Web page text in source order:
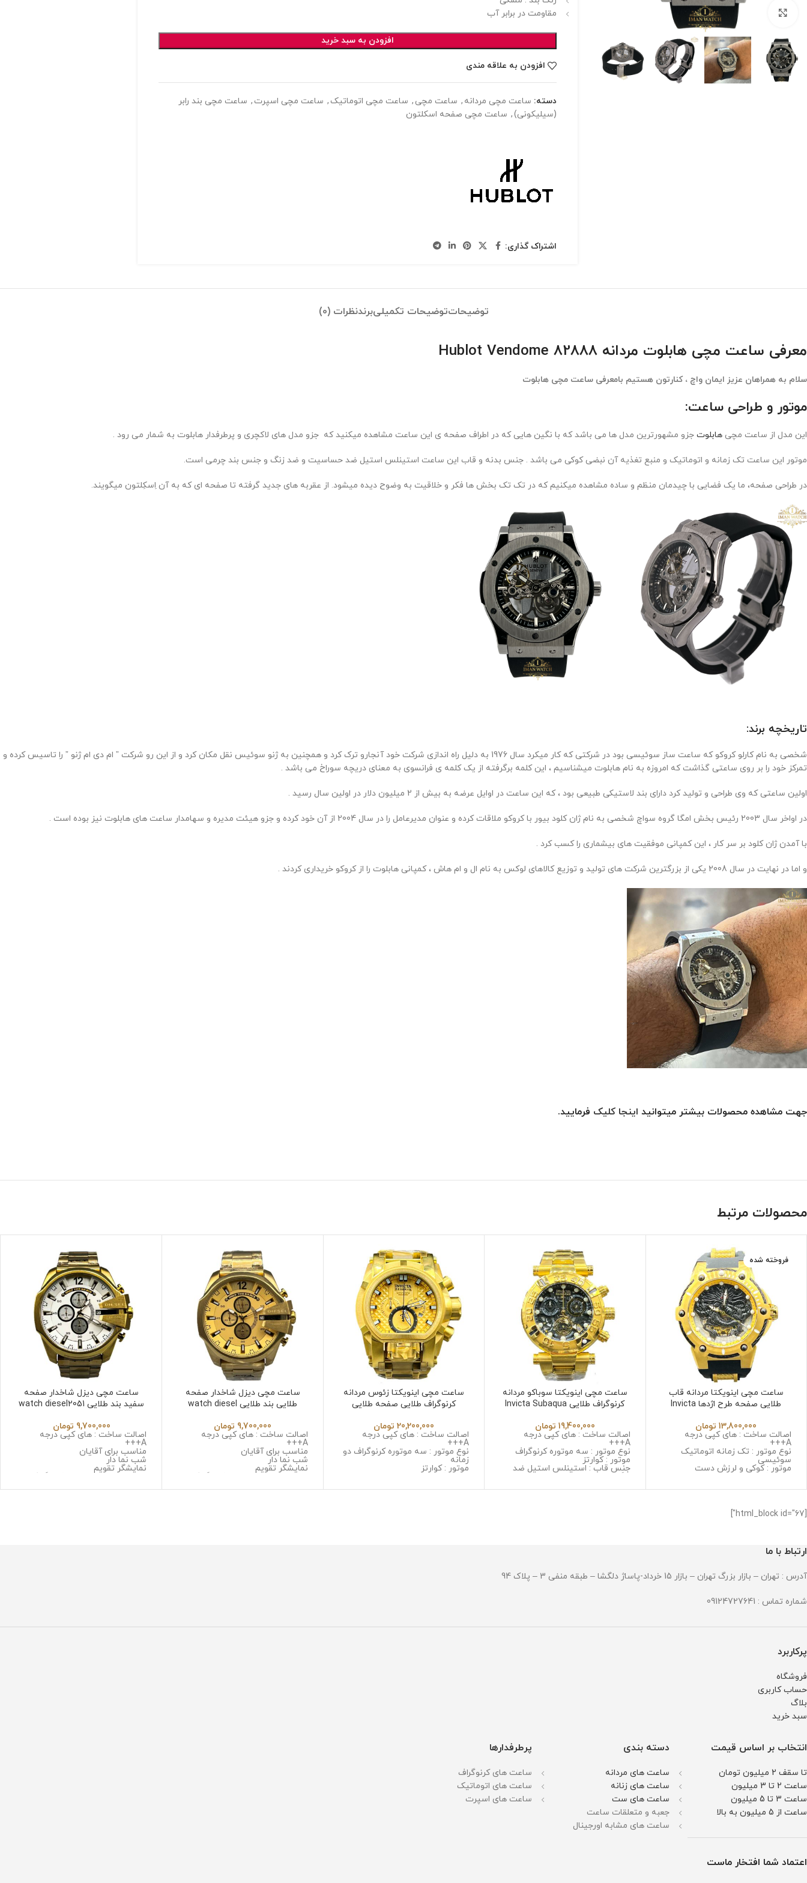
برای بزرگنمایی کلیک کنید
مقاومت در برابر آب
افزودن به سبد خرید
افزودن به علاقه مندی
دسته: ساعت مچی مردانه , ساعت مچی , ساعت مچی اتوماتیک , ساعت مچی اسپرت , ساعت مچی بند رابر
(سیلیکونی), ساعت مچی صفحه اسکلتون
اشتراک گذاری:
توضیحاتتوضیحات تکمیلیبرندنظرات (0)
معرفی ساعت مچی هابلوت مردانه 82888 Hublot Vendome
سلام به همراهان عزیز ایمان واچ ، کنارتون هستیم بامعرفی ساعت مچی هابلوت
موتور و طراحی ساعت:
این مدل از ساعت مچی هابلوت جزو مشهورترین مدل ها می باشد که با نگین هایی که در اطراف صفحه ی این ساعت مشاهده میکنید که جزو مدل های لاکچری و پرطرفدار هابلوت به شمار می رود .
موتور این ساعت تک زمانه و اتوماتیک و منبع تغذیه آن نبضی کوکی می باشد . جنس بدنه و قاب این ساعت استینلس استیل ضد حساسیت و ضد زنگ و جنس بند چرمی است.
در طراحی صفحه، ما یک فضایی با چیدمان منظم و ساده مشاهده میکنیم که در تک تک بخش ها فکر و خلاقیت به وضوح دیده میشود. از عقربه های جدید گرفته تا صفحه ای که به آن اِسکِلتون میگویند.
تاریخچه برند:
شخصی به نام کارلو کروکو که ساعت ساز سوئیسی بود در شرکتی که کار میکرد سال 1976 به دلیل راه اندازی شرکت خود آنجارو ترک کرد و همچنین به ژنو سوئیس نقل مکان کرد و از این رو شرکت ” ام دی ام ژنو ” را تاسیس کرده و
تمرکز خود را بر روی ساعتی گذاشت که امروزه به نام هابلوت میشناسیم ، این کلمه برگرفته از یک کلمه ی فرانسوی به معنای دریچه سوراخ می باشد .
اولین ساعتی که وی طراحی و تولید کرد دارای بند لاستیکی طبیعی بود ، که این ساعت در اوایل عرضه به بیش از 2 میلیون دلار در اولین سال رسید .
در اواخر سال 2003 رئیس بخش امگا گروه سواچ شخصی به نام ژان کلود بیور با کروکو ملاقات کرده و عنوان مدیرعامل را در سال 2004 از آن خود کرده و جزو هیئت مدیره و سهامدار ساعت های هابلوت نیز بوده است .
با آمدن ژان کلود بر سر کار ، این کمپانی موفقیت های بیشماری را کسب کرد .
و اما در نهایت در سال 2008 یکی از بزرگترین شرکت های تولید و توزیع کالاهای لوکس به نام ال و ام هاش ، کمپانی هابلوت را از کروکو خریداری کردند .
جهت مشاهده محصولات بیشتر میتوانید اینجا کلیک فرمایید.
محصولات مرتبط
فروخته شده
ساعت مچی اینویکتا مردانه قاب
طلایی صفحه طرح اژدها Invicta
13,800,000 تومان
اصالت ساخت : های کپی درجه
A+++
نوع موتور : تک زمانه اتوماتیک
سوئیسی
موتور : کوکی و لرزش دست
جنس قاب : استینلس استیل ضد
جنس شیشه : سافایر ضد خش
قطر صفحه : 53 میلی گرم
وزن : 237 گرم
ساعت مچی اینویکتا سوباکو مردانه
کرنوگراف طلایی Invicta Subaqua
19,400,000 تومان
اصالت ساخت : های کپی درجه
A+++
نوع موتور : سه موتوره کرنوگراف
موتور : کوارتز
جنس قاب : استینلس استیل ضد
زنگ و ضد حساسیت
جنس بند : استینلس استیل ضد زنگ
ساعت مچی اینویکتا زئوس مردانه
کرنوگراف طلایی صفحه طلایی
20,200,000 تومان
اصالت ساخت : های کپی درجه
A+++
نوع موتور : سه موتوره کرنوگراف دو
زمانه
موتور : کوارتز
جنس شیشه : سافایر ضد خش
ساعت مچی دیزل شاخدار صفحه
طلایی بند طلایی watch diesel
9,700,000 تومان
اصالت ساخت : های کپی درجه
A+++
مناسب برای آقایان
شب نما دار
نمایشگر تقویم
نوع موتور : سه موتوره کرنوگراف
جنس قاب : استینلس استیل ضد
ساعت مچی دیزل شاخدار صفحه
سفید بند طلایی watch diesel2051
9,700,000 تومان
اصالت ساخت : های کپی درجه
A+++
مناسب برای آقایان
شب نما دار
نمایشگر تقویم
نوع موتور : سه موتوره کرنوگراف
جنس قاب : استینلس استیل ضد
[html_block id="67"]
ارتباط با ما
آدرس : تهران – بازار بزرگ تهران – بازار 15 خرداد-پاساژ دلگشا – طبقه منفی 3 – پلاک 94
شماره تماس : 09124727641
پرکاربرد
فروشگاه
حساب کاربری
بلاگ
سبد خرید
انتخاب بر اساس قیمت
تا سقف 2 میلیون تومان
ساعت 2 تا 3 میلیون
ساعت 3 تا 5 میلیون
ساعت از 5 میلیون به بالا
اعتماد شما افتخار ماست
دسته بندی
ساعت های مردانه
ساعت های زنانه
ساعت های ست
جعبه و متعلقات ساعت
ساعت های مشابه اورجینال
پرطرفدارها
ساعت های کرنوگراف
ساعت های اتوماتیک
ساعت های اسپرت